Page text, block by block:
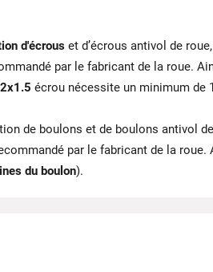
d'écrous et d’écrous antivol de
par le fabricant de la roue.
écrou nécessite un minimum de
de boulons et de boulons antivol
par le fabricant de la
du boulon).